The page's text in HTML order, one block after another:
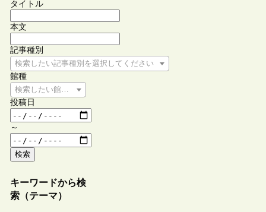
タイトル
本文
記事種別
検索したい記事種別を選択してください
館種
検索したい館種を選択してください
投稿日
～
検索
キーワードから検
索（テーマ）